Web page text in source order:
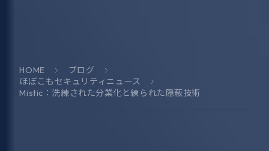
HOME
ブログ
ほぼこもセキュリティニュース
Mistic：洗練された分業化と練られた隠蔽技術